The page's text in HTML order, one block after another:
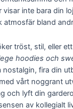
visar inte bara din
atmosfär bland
tröst, stil, eller
hoodies och
nostalgin, fira din
vårt noggrant
och lyft din
av kollegialt